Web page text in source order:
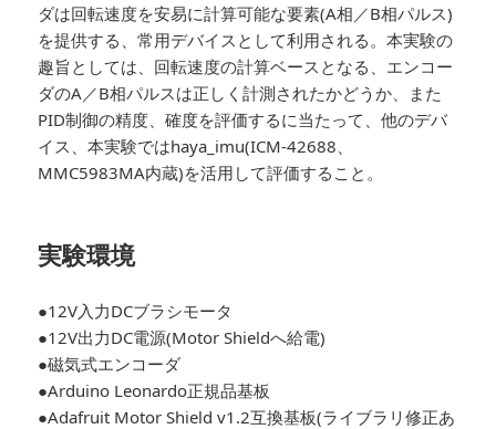
ダは回転速度を安易に計算可能な要素(A相／B相パルス)
を提供する、常用デバイスとして利用される。本実験の
趣旨としては、回転速度の計算ベースとなる、エンコー
ダのA／B相パルスは正しく計測されたかどうか、また
PID制御の精度、確度を評価するに当たって、他のデバ
イス、本実験ではhaya_imu(ICM-42688、
MMC5983MA内蔵)を活用して評価すること。
実験環境
●12V入力DCブラシモータ
●12V出力DC電源(Motor Shieldへ給電)
●磁気式エンコーダ
●Arduino Leonardo正規品基板
●Adafruit Motor Shield v1.2互換基板(ライブラリ修正あ